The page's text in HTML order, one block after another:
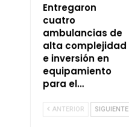
Entregaron
cuatro
ambulancias de
alta complejidad
e inversión en
equipamiento
para el…
ANTERIOR SIGUIENTE